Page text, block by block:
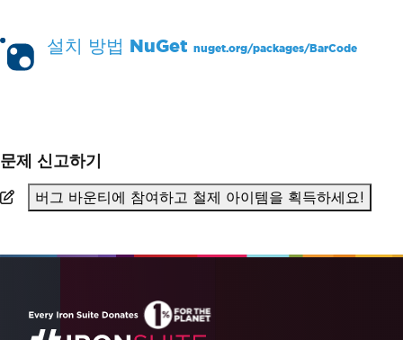
설치 방법 NuGet nuget.org/packages/BarCode
문제 신고하기
버그 바운티에 참여하고 철제 아이템을 획득하세요!